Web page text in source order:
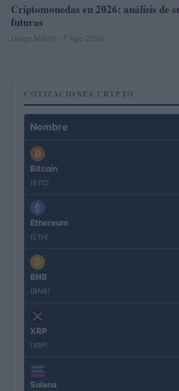
Criptomonedas en 2026: análisis de
futuras
Diego Martín · 7 Ago 2026
COTIZACIONES CRYPTO
Nombre
Bitcoin
(BTC)
Ethereum
(ETH)
BNB
(BNB)
XRP
(XRP)
Solana